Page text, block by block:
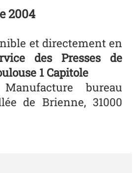
2004
et directement en
des Presses de
1 Capitole
bureau
de Brienne, 31000